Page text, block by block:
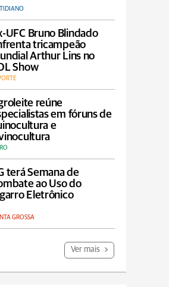
UFC Bruno Blindado
tricampeão
Arthur Lins no
Show
reúne
em fóruns de
e
terá Semana de
ao Uso do
Eletrônico
GROSSA
Ver mais